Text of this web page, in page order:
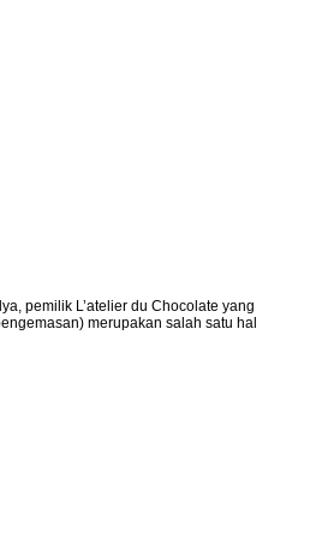
pemilik L’atelier du Chocolate yang
merupakan salah satu hal